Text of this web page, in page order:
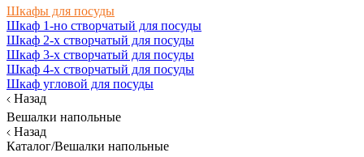
Шкафы для посуды
Шкаф 1-но створчатый для посуды
Шкаф 2-х створчатый для посуды
Шкаф 3-х створчатый для посуды
Шкаф 4-х створчатый для посуды
Шкаф угловой для посуды
Назад
Вешалки напольные
Назад
Каталог/Вешалки напольные